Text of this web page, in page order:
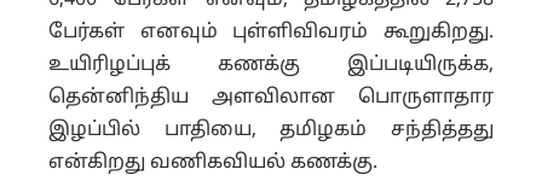
பேர்கள் எனவும் புள்ளிவிவரம் கூறுகிறது.
உயிரிழப்புக் கணக்கு இப்படியிருக்க,
தென்னிந்திய அளவிலான பொருளாதார
இழப்பில் பாதியை, தமிழகம் சந்தித்தது
என்கிறது வணிகவியல் கணக்கு.